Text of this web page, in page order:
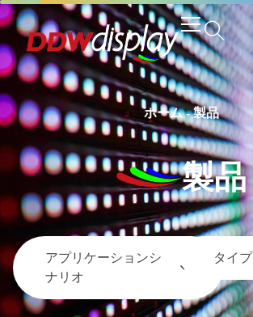
ホーム-製品
製品
アプリケーションシ
ナリオ
タイプ